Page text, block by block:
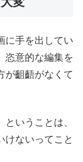
に手を出してい
恣意的な編集を
が齟齬がなくて
いうことは、
けないってこと